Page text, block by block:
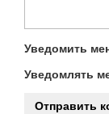
Уведомить
Уведомлять